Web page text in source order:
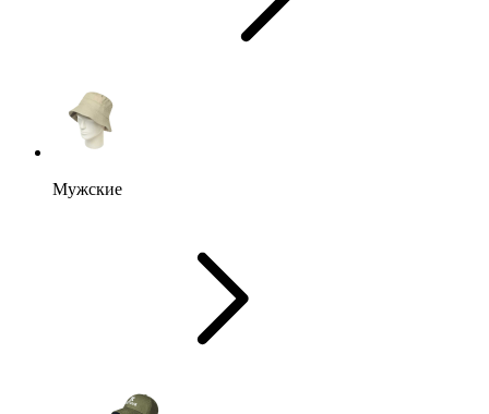
Мужские